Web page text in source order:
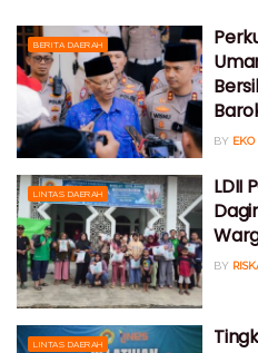
BERITA DAERAH
BY
LINTAS DAERAH
LDII
BY
LINTAS DAERAH